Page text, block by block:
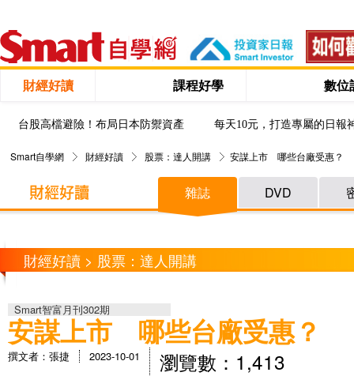
財經好讀 課程好學 數位
台股高檔避險！布局日本防禦資產 每天10元，打造專屬的日報
Smart自學網 財經好讀 股票：達人開講 安謀上市 哪些台廠受惠？
雜誌 DVD
財經好讀 > 股票：達人開講
Smart智富月刊302期
安謀上市 哪些台廠受惠？
撰文者：張捷 2023-10-01 瀏覽數：1,413